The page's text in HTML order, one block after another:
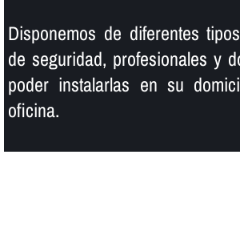
Disponemos de diferentes
de seguridad, profesionales y
poder instalarlas en su
oficina.